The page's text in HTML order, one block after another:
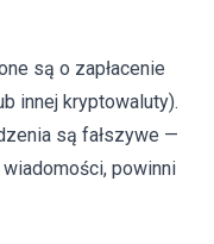
są o zapłacenie
innej kryptowaluty).
są fałszywe —
powinni